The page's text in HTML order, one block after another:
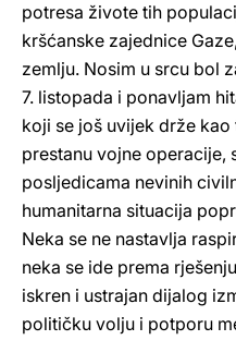
potresa živote tih
kršćanske zajednice
zemlju. Nosim u srcu bol
7. listopada i ponavljam
koji se još uvijek drže
prestanu vojne operacije,
posljedicama nevinih
humanitarna situacija
Neka se ne nastavlja
neka se ide prema
iskren i ustrajan dijalog
političku volju i potporu